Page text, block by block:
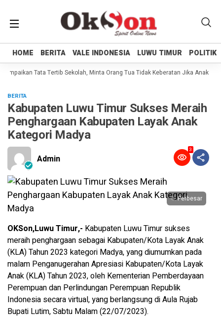
HOME BERITA VALE INDONESIA LUWU TIMUR POLITIK
HOME BERITA VALE INDONESIA LUWU TIMUR POLITIK
Tata Tertib Sekolah, Minta Orang Tua Tidak Keberatan Jika Anaknya
BERITA
Kabupaten Luwu Timur Sukses Meraih
Penghargaan Kabupaten Layak Anak
Kategori Madya
Admin
3
Perbesar
OKSon,Luwu Timur,- Kabupaten Luwu Timur sukses
meraih penghargaan sebagai Kabupaten/Kota Layak Anak
(KLA) Tahun 2023 kategori Madya, yang diumumkan pada
malam Penganugerahan Apresiasi Kabupaten/Kota Layak
Anak (KLA) Tahun 2023, oleh Kementerian Pemberdayaan
Perempuan dan Perlindungan Perempuan Republik
Indonesia secara virtual, yang berlangsung di Aula Rujab
Bupati Lutim, Sabtu Malam (22/07/2023).